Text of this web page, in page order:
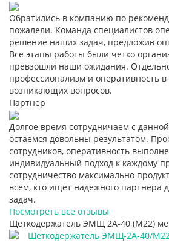
Обратились в компанию по
пожалели. Команда специалистов
решение наших задач, предложив
Все этапы работы были четко
превзошли наши ожидания.
профессионализм и оперативность
возникающих вопросов.
Партнер
Долгое время сотрудничаем с
остаемся довольны результатом.
сотрудников, оперативность
индивидуальный подход к каждому
сотрудничество максимально
всем, кто ищет надежного партнера
задач.
Посмотреть все отзывы
Щеткодержатель ЭМЩ 2А-40 (М22)